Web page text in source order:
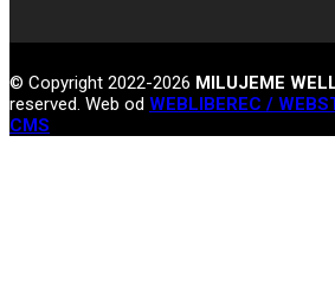
© Copyright 2022-2026 MILUJEME
reserved. Web od WEBLIBEREC /
CMS